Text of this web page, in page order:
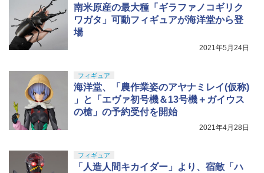
南米原産の最大種「ギラファノコギリク
ワガタ」可動フィギュアが海洋堂から登
場
2021年5月24日
フィギュア
海洋堂、「農作業姿のアヤナミレイ(仮称)
」と「エヴァ初号機＆13号機＋ガイウス
の槍」の予約受付を開始
2021年4月28日
フィギュア
「人造人間キカイダー」より、宿敵「ハ